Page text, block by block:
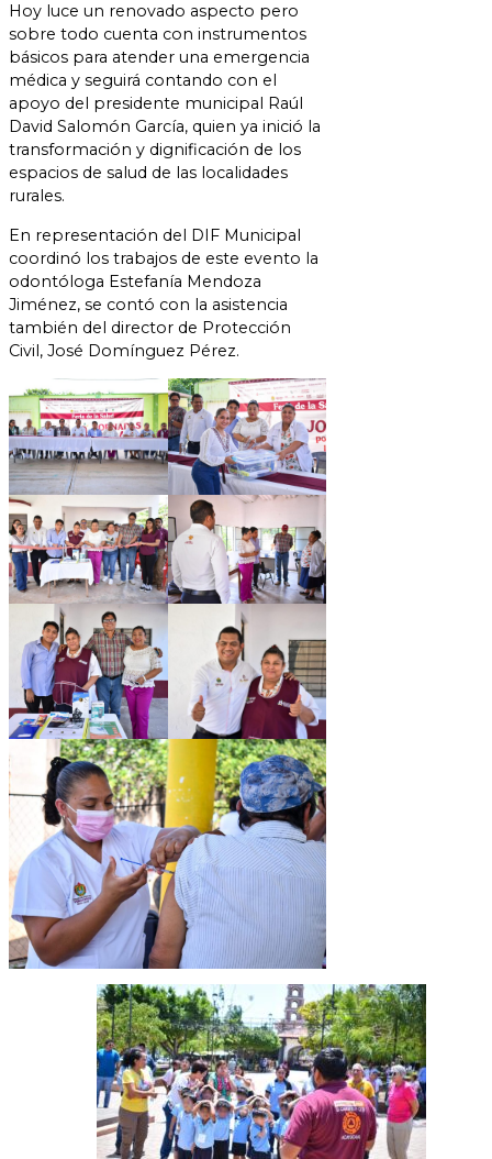
Hoy luce un renovado aspecto pero
sobre todo cuenta con instrumentos
básicos para atender una emergencia
médica y seguirá contando con el
apoyo del presidente municipal Raúl
David Salomón García, quien ya inició la
transformación y dignificación de los
espacios de salud de las localidades
rurales.
En representación del DIF Municipal
coordinó los trabajos de este evento la
odontóloga Estefanía Mendoza
Jiménez, se contó con la asistencia
también del director de Protección
Civil, José Domínguez Pérez.